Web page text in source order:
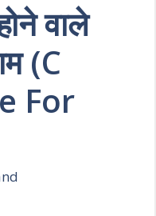
वाले
(C
For